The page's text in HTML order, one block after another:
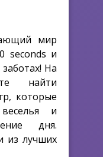
мир
seconds и
На
найти
которые
и
дня.
из лучших